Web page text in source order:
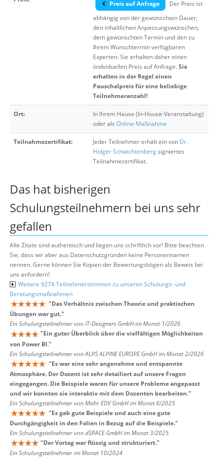
Preis auf Anfrage
Der Preis ist
abhängig von der gewünschten Dauer,
den inhaltlichen Anpassungswünschen,
dem gewünschten Termin und den zu
Ihrem Wunschtermin verfügbaren
Experten. Sie erhalten daher einen
iindviduellen Preis auf Anfrage.Sie
erhalten in der Regel einen
Pauschalpreis für eine beliebige
Teilnehmeranzahl!
Ort:
In Ihrem Hause (In-House-Veranstaltung)
oder als Online-Maßnahme
Teilnahmezertifikat: Jeder Teilnehmer erhält ein von Dr.
Holger Schwichtenbergsigniertes
Teilnahmezertifikat.
Das hat bisherigen
Schulungsteilnehmern bei uns sehr
gefallen
Alle Zitate sind authentisch und liegen uns schriftlich vor! Bitte beachten
Sie, dass wir aber aus Datenschutzgründen keine Personennamen
nennen. Gerne können Sie Kopien der Bewertungsbögen als Beweis bei
uns anfordern!
Weitere 9274 Teilnehmerstimmen zu unseren Schulungs- und
Beratungsmaßnahmen
"Das Verhältnis zwischen Theorie und praktischen
Übungen war gut."
Ein Schulungsteilnehmer von IT-Designers GmbH im Monat 1/2026
"Ein guter Überblick über die vielfältigen Möglichkeiten
von Power BI."
Ein Schulungsteilnehmer von ALPS ALPINE EUROPE GmbH im Monat 2/2026
"Es war eine sehr angenehme und entspannte
Atmosphäre. Der Dozent ist sehr detailiert auf unsere Fragen
eingegangen. Die Beispiele waren für unsere Probleme angepasst
und wir konnten sie interaktiv mit dem Dozenten bearbeiten."
Ein Schulungsteilnehmer von Mahr EDV GmbH im Monat 6/2025
"Es gab gute Beispiele und auch eine gute
Durchgängigkeit in den Folien in Bezug auf die Beispiele."
Ein Schulungsteilnehmer von dSPACE GmbH im Monat 3/2025
"Der Vortag war flüssig und strukturiert."
Ein Schulungsteilnehmer im Monat 10/2024